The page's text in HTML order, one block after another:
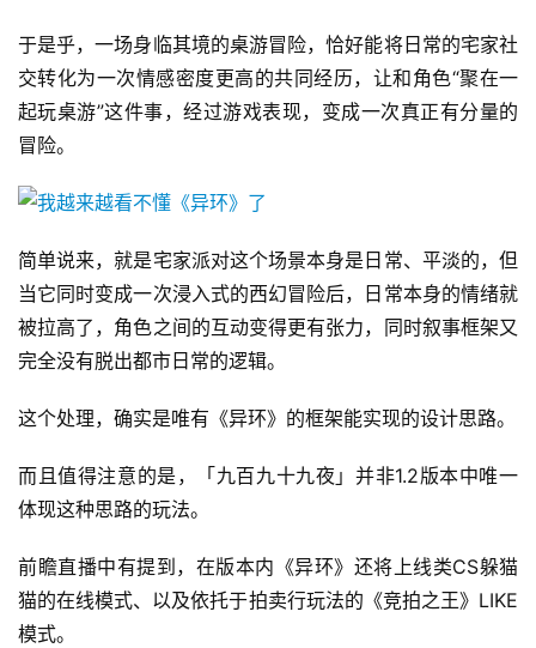
于是乎，一场身临其境的桌游冒险，恰好能将日常的宅家社
交转化为一次情感密度更高的共同经历，让和角色“聚在一
起玩桌游”这件事，经过游戏表现，变成一次真正有分量的
冒险。
简单说来，就是宅家派对这个场景本身是日常、平淡的，但
当它同时变成一次浸入式的西幻冒险后，日常本身的情绪就
被拉高了，角色之间的互动变得更有张力，同时叙事框架又
完全没有脱出都市日常的逻辑。
这个处理，确实是唯有《异环》的框架能实现的设计思路。
而且值得注意的是，「九百九十九夜」并非1.2版本中唯一
体现这种思路的玩法。
前瞻直播中有提到，在版本内《异环》还将上线类CS躲猫
猫的在线模式、以及依托于拍卖行玩法的《竞拍之王》LIKE
模式。